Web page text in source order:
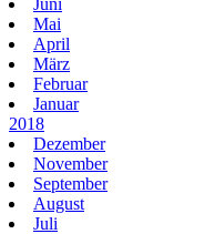
Mai
April
März
Februar
Januar
2018
Dezember
November
September
August
Juli